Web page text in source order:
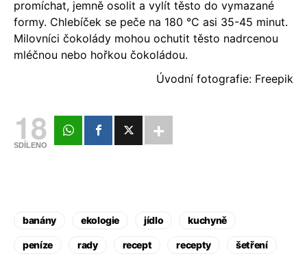
promíchat, jemně osolit a vylít těsto do vymazané
formy. Chlebíček se peče na 180 °C asi 35-45 minut.
Milovníci čokolády mohou ochutit těsto nadrcenou
mléčnou nebo hořkou čokoládou.
Úvodní fotografie: Freepik
18
SDÍLENO
banány ekologie jídlo kuchyně
peníze rady recept recepty šetření